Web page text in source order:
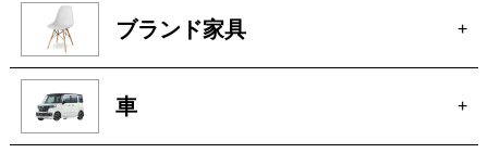
ブランド家具 +
車 +